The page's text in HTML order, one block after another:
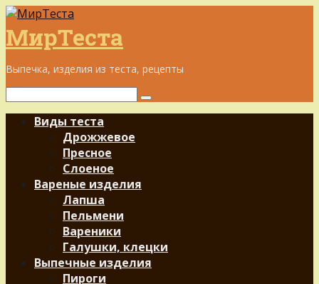
Перейти
к
контенту
МирТеста
Выпечка, изделия из теста, рецепты
Поиск:
Виды теста
Дрожжевое
Пресное
Слоеное
Вареные изделия
Лапша
Пельмени
Вареники
Галушки, клецки
Выпечные изделия
Пироги